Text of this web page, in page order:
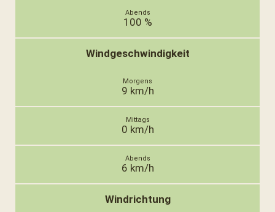
100 %
Windgeschwindigkeit
9 km/h
0 km/h
6 km/h
Windrichtung